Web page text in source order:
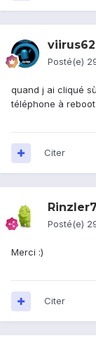
Posté(e)
quand j ai cliqué
téléphone à
Citer
Posté(e)
Merci :)
Citer